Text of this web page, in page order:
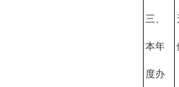
三、
本年
度办